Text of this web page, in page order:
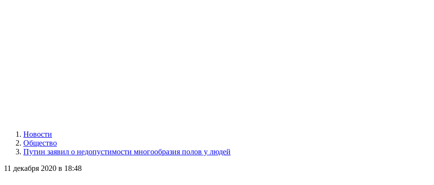
Новости
Общество
Путин заявил о недопустимости многообразия полов у людей
11 декабря 2020 в 18:48